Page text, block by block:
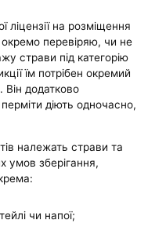
ліцензії на розміщення
окремо перевіряю, чи не
страви під категорію
їм потрібен окремий
додатково
діють одночасно,
належать страви та
умов зберігання,
чи напої;